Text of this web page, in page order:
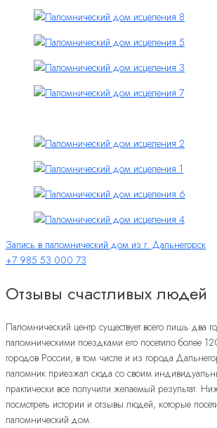
Запись в паломнический дом из г. Дальнегорск
+7 985 53 000 73
Отзывы счастливых людей
Паломнический центр существует всего лишь два
паломническими поездками его посетило более
городов России, в том числе и из города
паломник приезжал сюда со своим
практически все получили желаемый результат.
посмотреть истории и отзывы людей, которые
паломнический дом.